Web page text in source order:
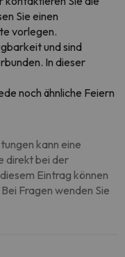
Sie einen
vorlegen.
und sind
In dieser
noch ähnliche Feiern
kann eine
direkt bei der
Eintrag können
Fragen wenden Sie